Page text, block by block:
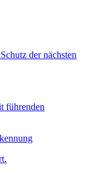
der nächsten
führenden